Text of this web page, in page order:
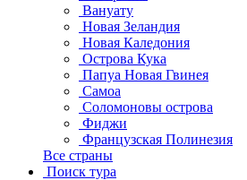
Вануату
Новая Зеландия
Новая Каледония
Острова Кука
Папуа Новая Гвинея
Самоа
Соломоновы острова
Фиджи
Французская Полинезия
Все страны
Поиск тура